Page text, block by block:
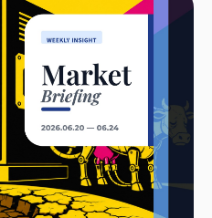
속도가 지출의 속도를 앞서는가.
충분한가.이는 시장이 드디어
했다는 결정적 신호입니다. 중요한
자립 선언이 한국 증시를 이틀 연속
. 성장만을 보던 시장이 리스크도 함께
가 저물고 이제 수익과 규율, 그리고
있는 것이죠. 이번 주 밀키스레터는 그